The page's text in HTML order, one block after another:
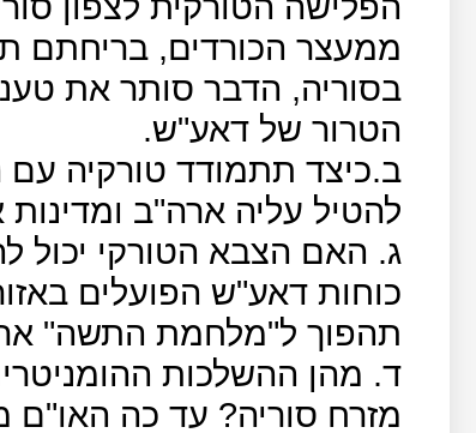
ממעצר הכורדים, בריחתם
בסוריה, הדבר סותר את
הטרור של דאע"ש.
ב.כיצד תתמודד טורקיה עם
להטיל עליה ארה"ב ומדינות
ג. האם הצבא הטורקי יכול
כוחות דאע"ש הפועלים
תהפוך ל"מלחמת התשה"
ד. מהן ההשלכות